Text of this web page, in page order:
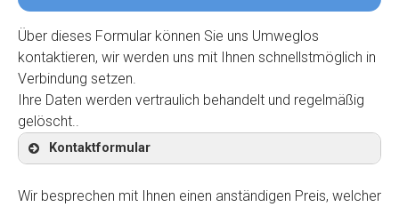
Über dieses Formular können Sie uns Umweglos
kontaktieren, wir werden uns mit Ihnen schnellstmöglich in
Verbindung setzen.
Ihre Daten werden vertraulich behandelt und regelmäßig
gelöscht..
Kontaktformular
Wir besprechen mit Ihnen einen anständigen Preis, welcher